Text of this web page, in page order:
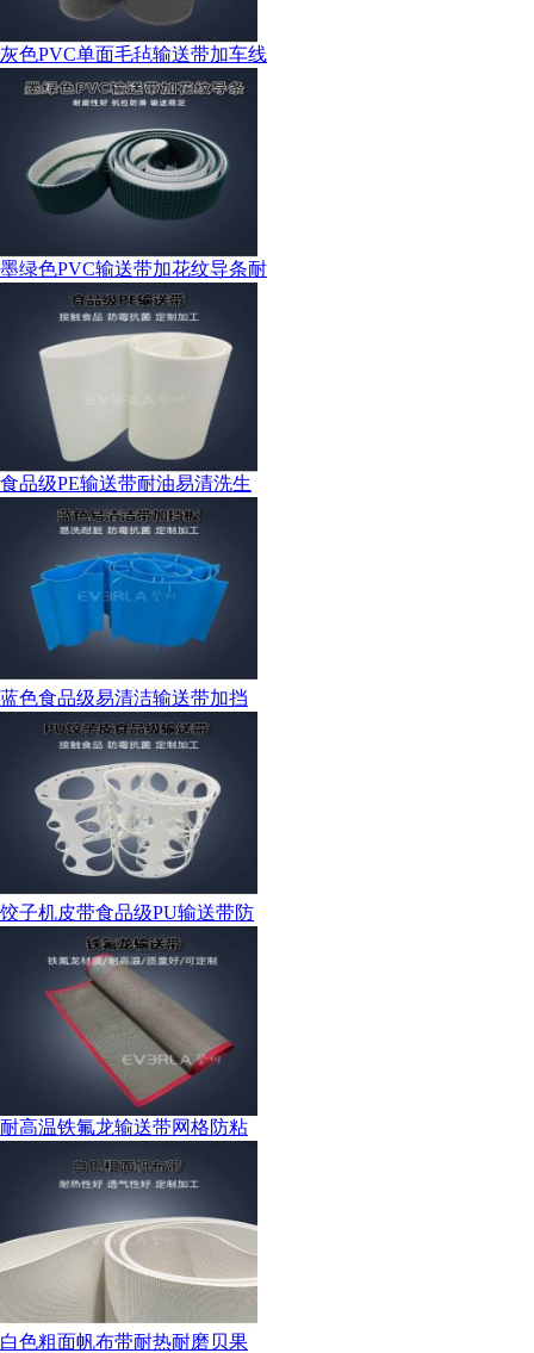
灰色PVC单面毛毡输送带加车线
墨绿色PVC输送带加花纹导条耐
食品级PE输送带耐油易清洗生
蓝色食品级易清洁输送带加挡
饺子机皮带食品级PU输送带防
耐高温铁氟龙输送带网格防粘
白色粗面帆布带耐热耐磨贝果